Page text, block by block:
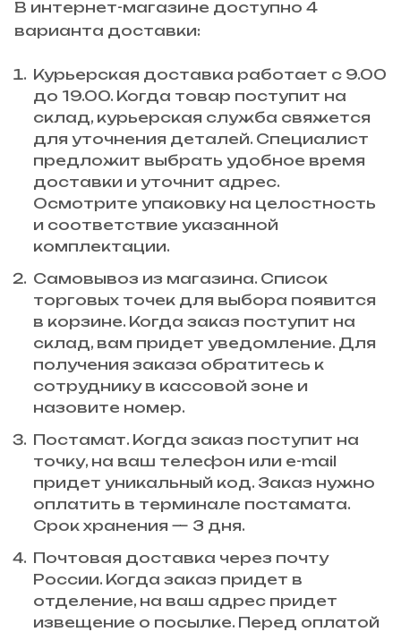
В интернет-магазине доступно 4
варианта доставки:
Курьерская доставка работает с 9.00
до 19.00. Когда товар поступит на
склад, курьерская служба свяжется
для уточнения деталей. Специалист
предложит выбрать удобное время
доставки и уточнит адрес.
Осмотрите упаковку на целостность
и соответствие указанной
комплектации.
Самовывоз из магазина. Список
торговых точек для выбора появится
в корзине. Когда заказ поступит на
склад, вам придет уведомление. Для
получения заказа обратитесь к
сотруднику в кассовой зоне и
назовите номер.
Постамат. Когда заказ поступит на
точку, на ваш телефон или e-mail
придет уникальный код. Заказ нужно
оплатить в терминале постамата.
Срок хранения — 3 дня.
Почтовая доставка через почту
России. Когда заказ придет в
отделение, на ваш адрес придет
извещение о посылке. Перед оплатой